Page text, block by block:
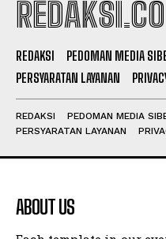
REDAKSI.CO
REDAKSI PEDOMAN MEDIA
PERSYARATAN LAYANAN
REDAKSI PEDOMAN MEDIA
PERSYARATAN LAYANAN
ABOUT US